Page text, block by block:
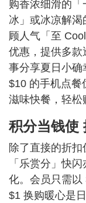
购香浓细滑的
冰」或冰凉解
顾人气「至
优惠，提供多款
事分享夏日小确
$10 的手机点餐
滋味快餐，轻松
积分当钱使
除了直接的折
「乐赏分」快
化。会员只需以
$1 换购暖心是